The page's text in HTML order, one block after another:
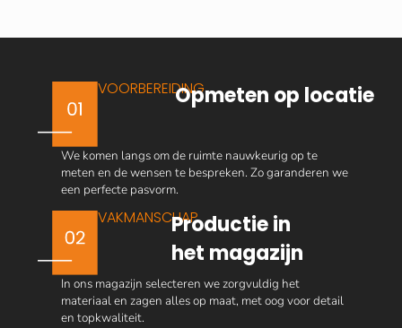
VOORBEREIDINGOpmeten op locatie
We komen langs om de ruimte nauwkeurig op te
meten en de wensen te bespreken. Zo garanderen we
een perfecte pasvorm.
VAKMANSCHAPProductie in
het magazijn
In ons magazijn selecteren we zorgvuldig het
materiaal en zagen alles op maat, met oog voor detail
en topkwaliteit.